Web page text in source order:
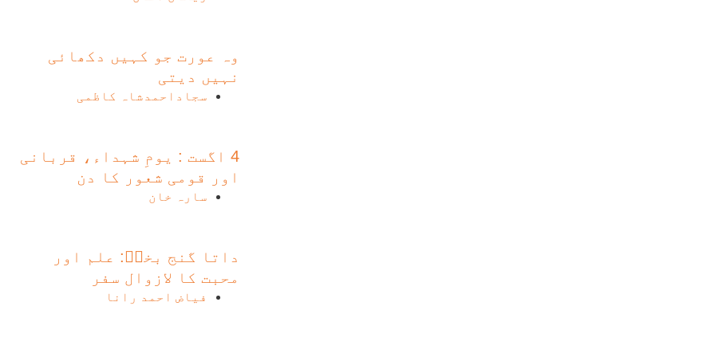
وہ عورت جو کہیں دکھائی
نہیں دیتی
سجاداحمدشاہ کاظمی
4 اگست : یومِ شہداء، قربانی
اور قومی شعور کا دن
سارہ خان
داتا گنج بخشؒ: علم اور
محبت کا لازوال سفر
فیاض احمد رانا